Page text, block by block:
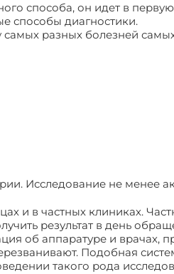
способа, он идет в
способы диагностики.
разных болезней
Исследование не менее
и в частных клиниках.
результат в день
об аппаратуре и врачах,
Подобная
такого рода